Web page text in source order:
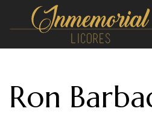
Inmemorial
Ron